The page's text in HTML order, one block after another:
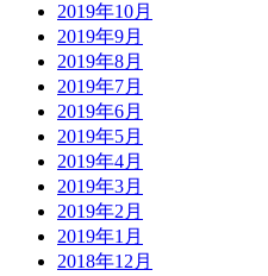
2019年10月
2019年9月
2019年8月
2019年7月
2019年6月
2019年5月
2019年4月
2019年3月
2019年2月
2019年1月
2018年12月